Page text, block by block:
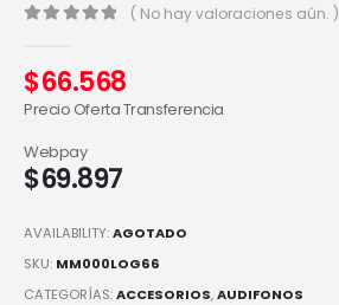
( No hay valoraciones aún. )
$66.568
Precio Oferta Transferencia
$69.897
Webpay
AVAILABILITY:AGOTADO
SKU: MM000LOG66
CATEGORÍAS:ACCESORIOS,AUDIFONOS